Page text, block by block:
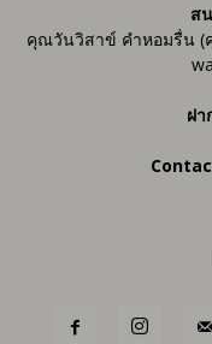
ส
คุณวันวิสาข์ คำหอมรื่น (
ฝ